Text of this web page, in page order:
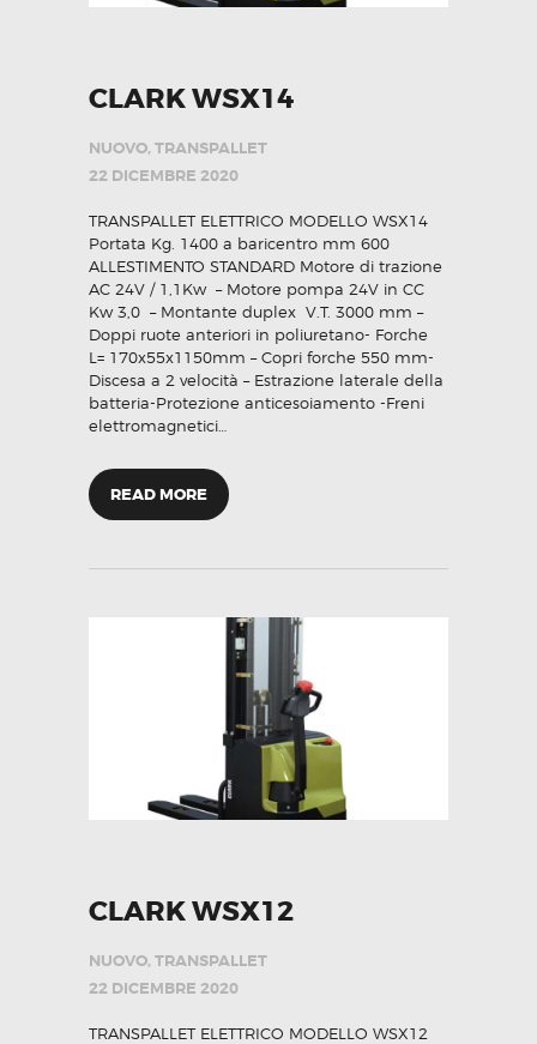
CLARK WSX14
NUOVO, TRANSPALLET
22 DICEMBRE 2020
TRANSPALLET ELETTRICO MODELLO WSX14
Portata Kg. 1400 a baricentro mm 600
ALLESTIMENTO STANDARD Motore di trazione
AC 24V / 1,1Kw – Motore pompa 24V in CC
Kw 3,0 – Montante duplex V.T. 3000 mm –
Doppi ruote anteriori in poliuretano- Forche
L= 170x55x1150mm – Copri forche 550 mm-
Discesa a 2 velocità – Estrazione laterale della
batteria-Protezione anticesoiamento -Freni
elettromagnetici…
READ MORE
CLARK WSX12
NUOVO, TRANSPALLET
22 DICEMBRE 2020
TRANSPALLET ELETTRICO MODELLO WSX12